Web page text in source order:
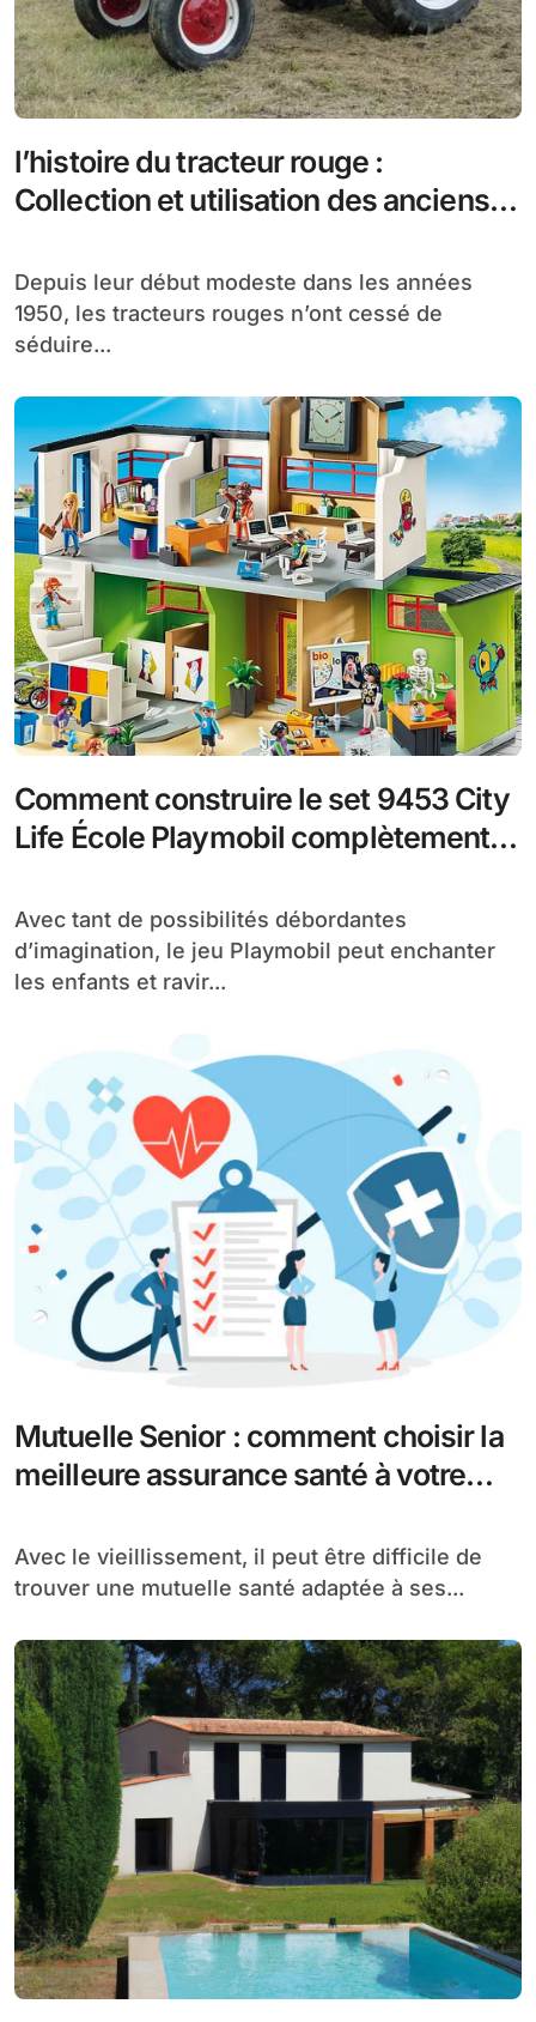
l’histoire du tracteur rouge :
Collection et utilisation des anciens
Depuis leur début modeste dans les années
1950, les tracteurs rouges n’ont cessé de
séduire...
Comment construire le set 9453 City
Life École Playmobil complètement
Avec tant de possibilités débordantes
d’imagination, le jeu Playmobil peut enchanter
les enfants et ravir...
Mutuelle Senior : comment choisir la
meilleure assurance santé à votre
Avec le vieillissement, il peut être difficile de
trouver une mutuelle santé adaptée à ses...